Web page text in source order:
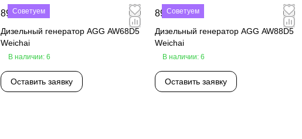
Советуем
890 000 ₽
Дизельный генератор AGG AW68D5
Weichai
В наличии: 6
Оставить заявку
Советуем
890 000 ₽
Дизельный генератор AGG AW88D5
Weichai
В наличии: 6
Оставить заявку